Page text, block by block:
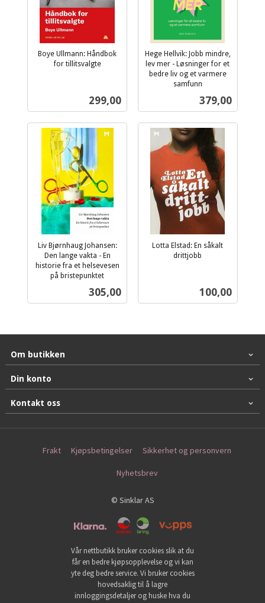
Boye Ullmann: Håndbok
for tillitsvalgte
Pris
299,00
Hege Hellvik: Jobb mindre,
lev mer - Løsninger for et
bedre liv og et varmere
samfunn
Pris
379,00
Liv Bjørnhaug Johansen:
Den lange vakta - En
historie fra et helsevesen
på bristepunktet
Pris
305,00
Lotta Elstad: En såkalt
drittjobb
Pris
100,00
Om butikken
Din konto
Kontakt oss
Frakt Kjøpsbetingelser Sikkerhet og personvern
Nyhetsbrev
© Sinklar AS
Vår nettbutikk bruker cookies slik at du
får en bedre kjøpsopplevelse og vi kan
yte deg bedre service. Vi bruker cookies
hovedsaklig til å lagre
innloggingsdetaljer og huske hva du